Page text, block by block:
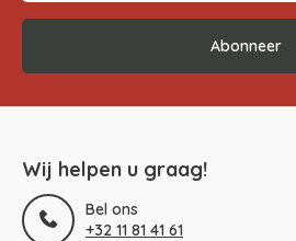
Abonneer
Wij helpen u graag!
Bel ons
+32 11 81 41 61